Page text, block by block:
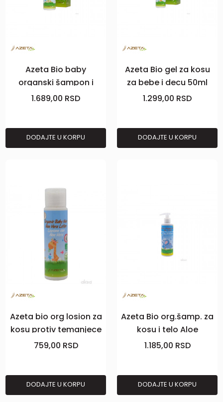
Azeta Bio baby
organski šampon i
kupka 2u1 200ml
1.689,00 RSD
DODAJTE U KORPU
Azeta Bio gel za kosu
za bebe i decu 50ml
1.299,00 RSD
DODAJTE U KORPU
Azeta bio org losion za
kosu protiv temanjece
50ml
759,00 RSD
DODAJTE U KORPU
Azeta Bio org.šamp. za
kosu i telo Aloe
Vera200ml
1.185,00 RSD
DODAJTE U KORPU